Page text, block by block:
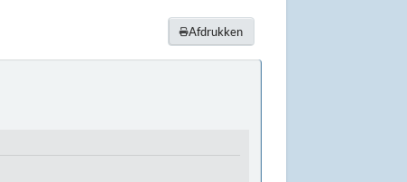
Afdrukken